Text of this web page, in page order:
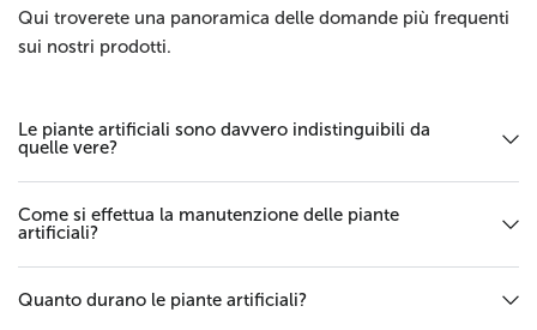
Qui troverete una panoramica delle domande più frequenti
sui nostri prodotti.
Le piante artificiali sono davvero indistinguibili da
quelle vere?
Come si effettua la manutenzione delle piante
artificiali?
Quanto durano le piante artificiali?